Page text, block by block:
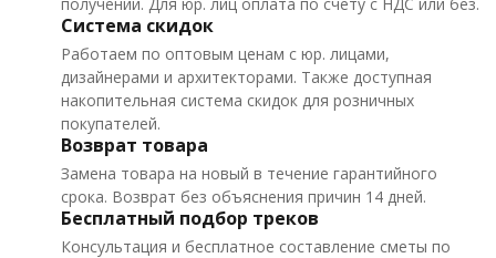
методу А1.
методу А1.
Система скидок
Работаем по оптовым ценам с юр. лицами,
дизайнерами и архитекторами. Также доступная
накопительная система скидок для розничных
покупателей.
Возврат товара
Замена товара на новый в течение гарантийного
срока. Возврат без объяснения причин 14 дней.
Бесплатный подбор треков
Консультация и бесплатное составление сметы по